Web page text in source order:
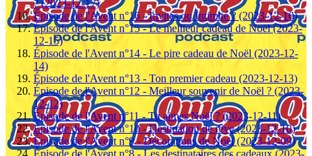
? (2023-12-17)
Épisode de l'Avent n°16 - Invités ou Intimité ? (2023-12-16)
Épisode de l'Avent n°15 - Le meilleur cadeau de Noël (2023-
12-15)
Épisode de l'Avent n°14 - Le pire cadeau de Noël (2023-12-
14)
Épisode de l'Avent n°13 - Ton premier cadeau (2023-12-13)
Épisode de l'Avent n°12 - Meilleur souvenir de Noël ? (2023-
12-12)
Épisode de l'Avent n°11 - Tu aimes Noël ? (2023-12-11)
Épisode de l'Avent n°10 - Destination de rêve (2023-12-10)
Épisode de l'Avent n°9 - Décorations de Noël (2023-12-09)
Épisode de l'Avent n°8 - Les destinataires des cadeaux (2023-